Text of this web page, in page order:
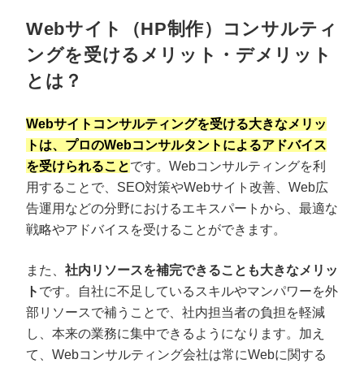
Webサイト（HP制作）コンサルティ
ングを受けるメリット・デメリット
とは？
Webサイトコンサルティングを受ける大きなメリッ
トは、プロのWebコンサルタントによるアドバイス
を受けられることです。Webコンサルティングを利
用することで、SEO対策やWebサイト改善、Web広
告運用などの分野におけるエキスパートから、最適な
戦略やアドバイスを受けることができます。
また、 社内リソースを補完できることも大きなメリッ
ト です。自社に不足しているスキルやマンパワーを外
部リソースで補うことで、社内担当者の負担を軽減
し、本来の業務に集中できるようになります。加え
て、Webコンサルティング会社は常にWebに関する